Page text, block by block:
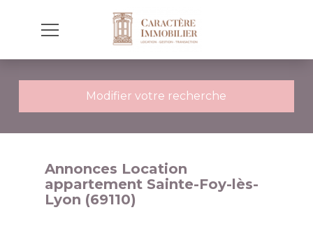
Modifier votre recherche
Annonces Location
appartement Sainte-Foy-lès-
Lyon (69110)